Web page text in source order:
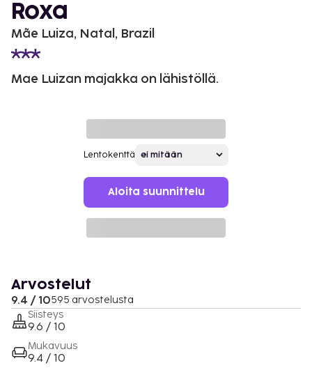
Roxa
Mãe Luiza, Natal, Brazil
Mae Luizan majakka on lähistöllä.
Lentokenttä
Aloita suunnittelu
Arvostelut
9.4 / 10595 arvostelusta
Siisteys
9.6 / 10
Mukavuus
9.4 / 10